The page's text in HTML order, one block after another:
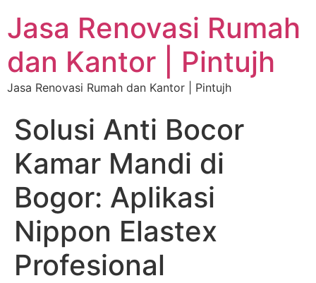
Jasa Renovasi Rumah
dan Kantor | Pintujh
Jasa Renovasi Rumah dan Kantor | Pintujh
Solusi Anti Bocor
Kamar Mandi di
Bogor: Aplikasi
Nippon Elastex
Profesional